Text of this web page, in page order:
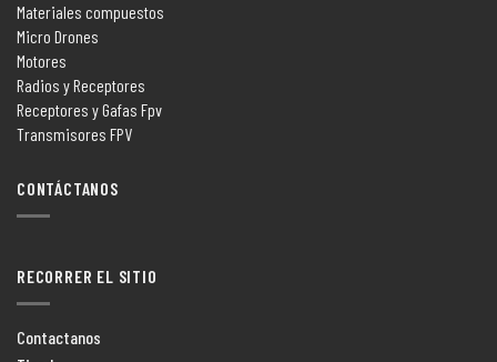
Materiales compuestos
Micro Drones
Motores
Radios y Receptores
Receptores y Gafas Fpv
Transmisores FPV
CONTÁCTANOS
RECORRER EL SITIO
Contactanos